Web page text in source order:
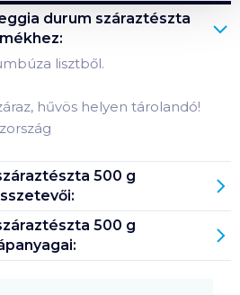
durum száraztészta
lisztből.
hűvös helyen tárolandó!
500 g
500 g